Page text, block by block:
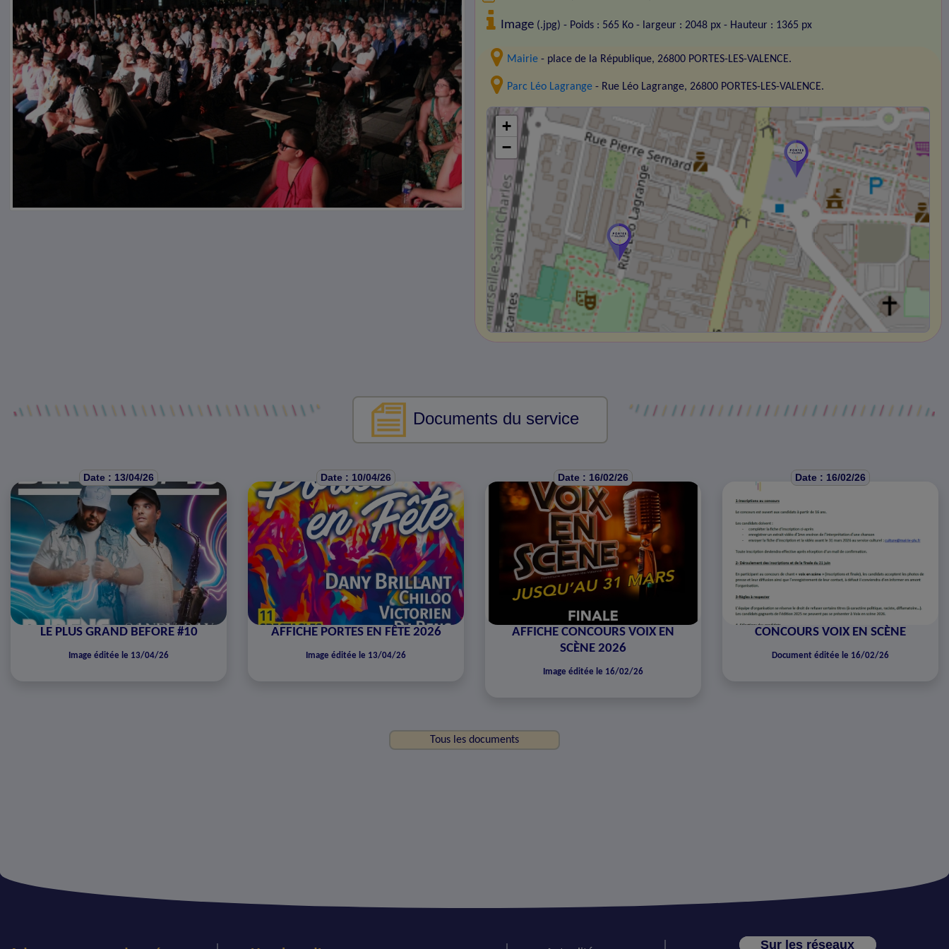
Image (.jpg) - Poids : 565 Ko - largeur : 2048 px - Hauteur : 1365 px
Mairie - place de la République, 26800 PORTES-LES-VALENCE.
Parc Léo Lagrange - Rue Léo Lagrange, 26800 PORTES-LES-VALENCE.
+
−
Documents du service
Date : 13/04/26
LE PLUS GRAND BEFORE #10
Image éditée le 13/04/26
Date : 10/04/26
AFFICHE PORTES EN FÊTE 2026
Image éditée le 13/04/26
Date : 16/02/26
AFFICHE CONCOURS VOIX EN
SCÈNE 2026
Image éditée le 16/02/26
Date : 16/02/26
CONCOURS VOIX EN SCÈNE
Document éditée le 16/02/26
Tous les documents
Sur les réseaux